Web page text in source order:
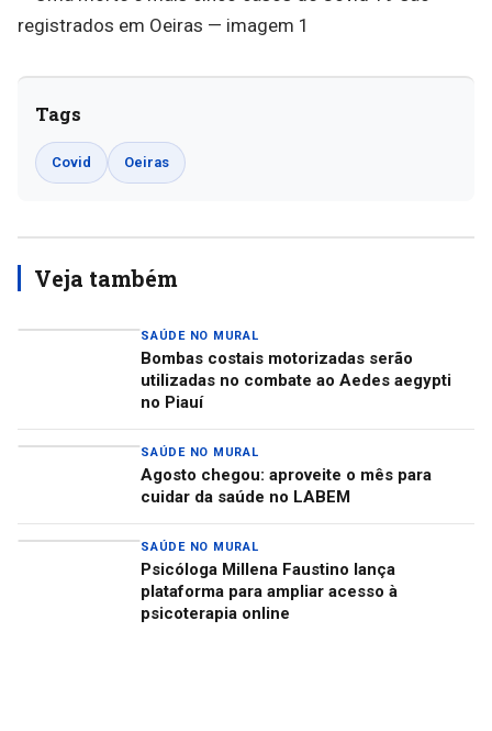
Tags
Covid Oeiras
Veja também
SAÚDE NO MURAL
Bombas costais motorizadas serão
utilizadas no combate ao Aedes aegypti
no Piauí
SAÚDE NO MURAL
Agosto chegou: aproveite o mês para
cuidar da saúde no LABEM
SAÚDE NO MURAL
Psicóloga Millena Faustino lança
plataforma para ampliar acesso à
psicoterapia online